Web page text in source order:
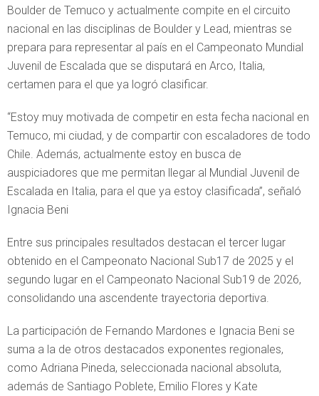
Boulder de Temuco y actualmente compite en el circuito
nacional en las disciplinas de Boulder y Lead, mientras se
prepara para representar al país en el Campeonato Mundial
Juvenil de Escalada que se disputará en Arco, Italia,
certamen para el que ya logró clasificar.
“Estoy muy motivada de competir en esta fecha nacional en
Temuco, mi ciudad, y de compartir con escaladores de todo
Chile. Además, actualmente estoy en busca de
auspiciadores que me permitan llegar al Mundial Juvenil de
Escalada en Italia, para el que ya estoy clasificada”, señaló
Ignacia Beni
Entre sus principales resultados destacan el tercer lugar
obtenido en el Campeonato Nacional Sub17 de 2025 y el
segundo lugar en el Campeonato Nacional Sub19 de 2026,
consolidando una ascendente trayectoria deportiva.
La participación de Fernando Mardones e Ignacia Beni se
suma a la de otros destacados exponentes regionales,
como Adriana Pineda, seleccionada nacional absoluta,
además de Santiago Poblete, Emilio Flores y Kate